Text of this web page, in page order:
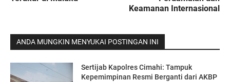
Keamanan Internasional
ANDA MUNGKIN MENYUKAI POSTINGAN INI
Sertijab Kapolres Cimahi: Tampuk
Kepemimpinan Resmi Berganti dari AKBP